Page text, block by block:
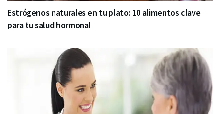
Estrógenos naturales en tu plato: 10 alimentos clave
para tu salud hormonal